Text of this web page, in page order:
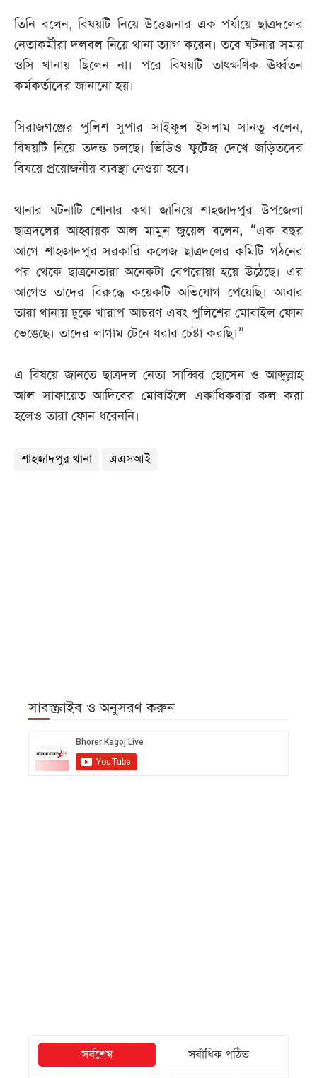
তিনি বলেন, বিষয়টি নিয়ে উত্তেজনার এক পর্যায়ে ছাত্রদলের
নেতাকর্মীরা দলবল নিয়ে থানা ত্যাগ করেন। তবে ঘটনার সময়
ওসি থানায় ছিলেন না। পরে বিষয়টি তাৎক্ষণিক ঊর্ধ্বতন
কর্মকর্তাদের জানানো হয়।
সিরাজগঞ্জের পুলিশ সুপার সাইফুল ইসলাম সানতু বলেন,
বিষয়টি নিয়ে তদন্ত চলছে। ভিডিও ফুটেজ দেখে জড়িতদের
বিষয়ে প্রয়োজনীয় ব্যবস্থা নেওয়া হবে।
থানার ঘটনাটি শোনার কথা জানিয়ে শাহজাদপুর উপজেলা
ছাত্রদলের আহ্বায়ক আল মামুন জুয়েল বলেন, “এক বছর
আগে শাহজাদপুর সরকারি কলেজ ছাত্রদলের কমিটি গঠনের
পর থেকে ছাত্রনেতারা অনেকটা বেপরোয়া হয়ে উঠেছে। এর
আগেও তাদের বিরুদ্ধে কয়েকটি অভিযোগ পেয়েছি। আবার
তারা থানায় ঢুকে খারাপ আচরণ এবং পুলিশের মোবাইল ফোন
ভেঙেছে। তাদের লাগাম টেনে ধরার চেষ্টা করছি।”
এ বিষয়ে জানতে ছাত্রদল নেতা সাব্বির হোসেন ও আব্দুল্লাহ
আল সাফায়েত আদিবের মোবাইলে একাধিকবার কল করা
হলেও তারা ফোন ধরেননি।
শাহজাদপুর থানা এএসআই
সাবস্ক্রাইব ও অনুসরণ করুন
সর্বশেষ
সর্বাধিক পঠিত